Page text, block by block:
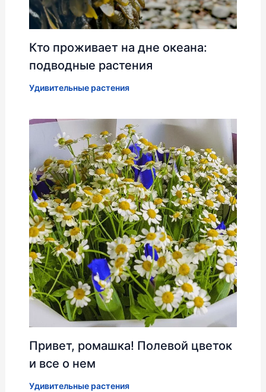
Кто проживает на дне океана:
подводные растения
Удивительные растения
Привет, ромашка! Полевой цветок
и все о нем
Удивительные растения